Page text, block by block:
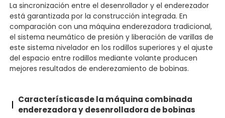
La sincronización entre el desenrollador y el enderezador
está garantizada por la construcción integrada. En
comparación con una máquina enderezadora tradicional,
el sistema neumático de presión y liberación de varillas de
este sistema nivelador en los rodillos superiores y el ajuste
del espacio entre rodillos mediante volante producen
mejores resultados de enderezamiento de bobinas.
Característicasde la máquina combinada
enderezadora y desenrolladora de bobinas